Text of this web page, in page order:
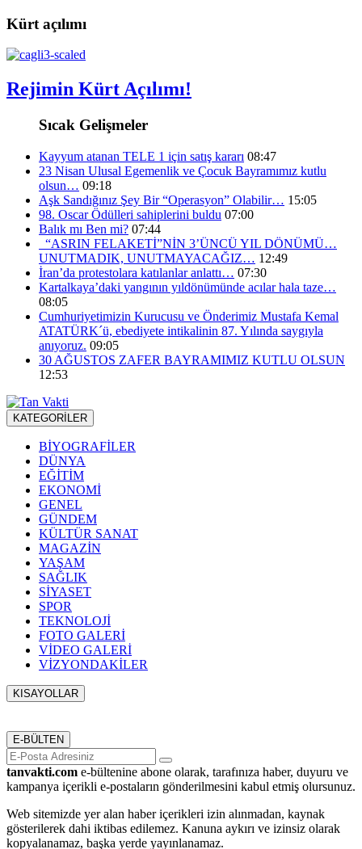
Kürt açılımı
Rejimin Kürt Açılımı!
Sıcak Gelişmeler
Kayyum atanan TELE 1 için satış kararı 08:47
23 Nisan Ulusal Egemenlik ve Çocuk Bayramımız kutlu
olsun… 09:18
Aşk Sandığınız Şey Bir “Operasyon” Olabilir… 15:05
98. Oscar Ödülleri sahiplerini buldu 07:00
Balık mı Ben mi? 07:44
“ASRIN FELAKETİ”NİN 3’ÜNCÜ YIL DÖNÜMÜ…
UNUTMADIK, UNUTMAYACAĞIZ… 12:49
İran’da protestolara katılanlar anlattı… 07:30
Kartalkaya’daki yangının yıldönümünde acılar hala taze…
08:05
Cumhuriyetimizin Kurucusu ve Önderimiz Mustafa Kemal
ATATÜRK´ü, ebediyete intikalinin 87. Yılında saygıyla
anıyoruz. 09:05
30 AĞUSTOS ZAFER BAYRAMIMIZ KUTLU OLSUN
12:53
KATEGORİLER
BİYOGRAFİLER
DÜNYA
EĞİTİM
EKONOMİ
GENEL
GÜNDEM
KÜLTÜR SANAT
MAGAZİN
YAŞAM
SAĞLIK
SİYASET
SPOR
TEKNOLOJİ
FOTO GALERİ
VİDEO GALERİ
VİZYONDAKİLER
KISAYOLLAR
E-BÜLTEN
tanvakti.com e-bültenine abone olarak, tarafınıza haber, duyuru ve
kampanya içerikli e-postaların gönderilmesini kabul etmiş olursunuz.
Web sitemizde yer alan haber içerikleri izin alınmadan, kaynak
gösterilerek dahi iktibas edilemez. Kanuna aykırı ve izinsiz olarak
kopyalanamaz, başka yerde yayınlanamaz.